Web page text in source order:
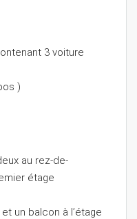
3 voiture
)
au rez-de-
étage
un balcon à l’étage